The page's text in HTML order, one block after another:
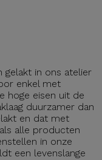
gelakt in ons atelier
enkel met
hoge eisen uit de
duurzamer dan
en dat met
alle producten
in onze
een levenslange